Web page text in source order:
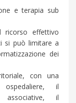
e terapia sub
ricorso effettivo
si può limitare a
dei
con una
il
il